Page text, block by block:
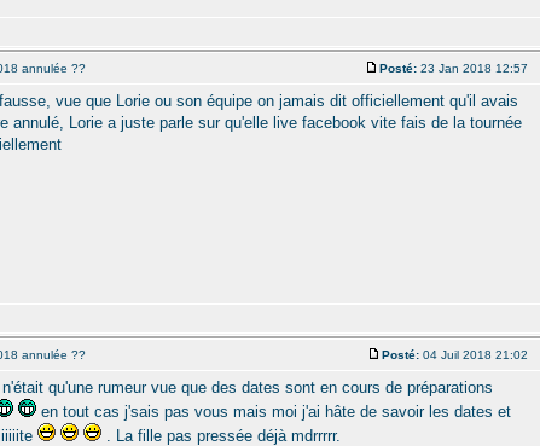
annulée ?? Posté: 23 Jan 2018 12:57
vue que Lorie ou son équipe on jamais dit officiellement qu'il avais
annulé, Lorie a juste parle sur qu'elle live facebook vite fais de la tournée
annulée ?? Posté: 04 Juil 2018 21:02
qu'une rumeur vue que des dates sont en cours de préparations
en tout cas j'sais pas vous mais moi j'ai hâte de savoir les dates et
. La fille pas pressée déjà mdrrrrr.